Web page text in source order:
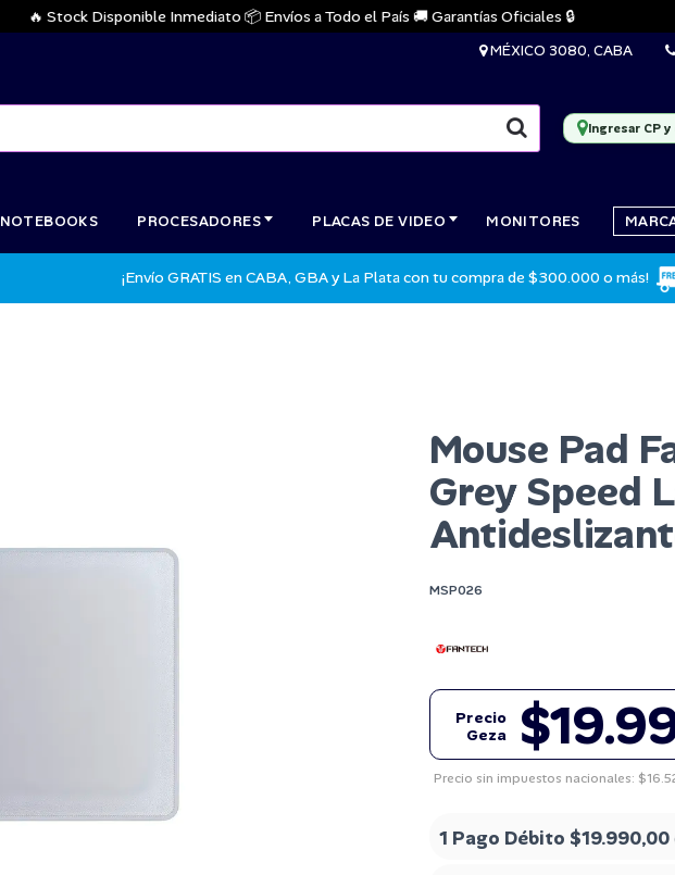
🔥 Stock Disponible Inmediato 📦 Envíos a Todo el País 🚚 Garantías Oficiales 🔒
MÉXICO 3080, CABA
Ingresar CP y
NOTEBOOKS PROCESADORES PLACAS DE VIDEO MONITORES
¡Envío GRATIS en CABA, GBA y La Plata con tu compra de $300.000 o más!
Mouse Pad
Grey Speed
MSP026
Precio
Geza
Precio sin impuestos nacionales:
1 Pago Débito $19.990,00